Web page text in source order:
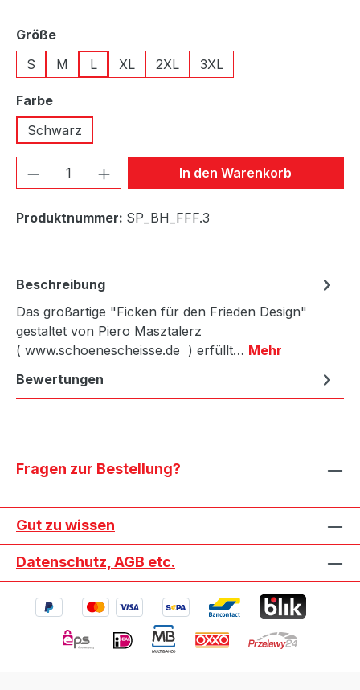
Größeauswählen
S
M L XL 2XL 3XL
Farbeauswählen
Schwarz
Produkt Anzahl: Gib denIn den Warenkorb
Produktnummer: SP_BH_FFF.3
Beschreibung
Das großartige "Ficken für den Frieden Design"
gestaltet von Piero Masztalerz
( www.schoenescheisse.de ) erfüllt… Mehr
Bewertungen
Fragen zur Bestellung?
Gut zu wissen
Datenschutz, AGB etc.